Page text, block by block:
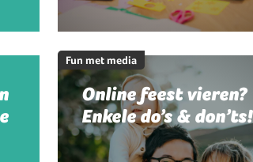
Fun met media
Online feest vieren?
Enkele do’s & don’ts!